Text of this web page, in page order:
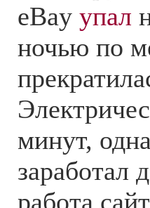
eBay упал
ночью по
минут,
заработал
работа